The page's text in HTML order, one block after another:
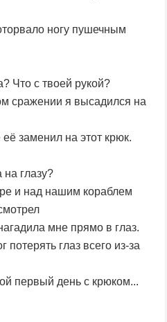
ногу пушечным
Что с твоей рукой?
сражении я высадился на
заменил на этот крюк.
глазу?
и над нашим кораблем
мне прямо в глаз.
глаз всего из-за
первый день с крюком...